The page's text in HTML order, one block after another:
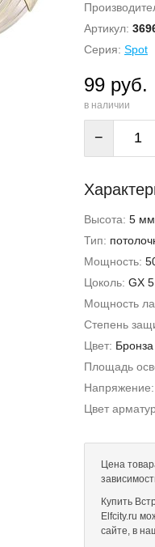
Артикул:
Серия: Spot
99 руб.
в наличии
−
Высота: 5 мм
Тип:
Мощность:
Цоколь: GX
Мощность
Степень
Цвет: Бронза
Площадь
Цвет
Цена
Купить
Elfcity.ru
сайте, в